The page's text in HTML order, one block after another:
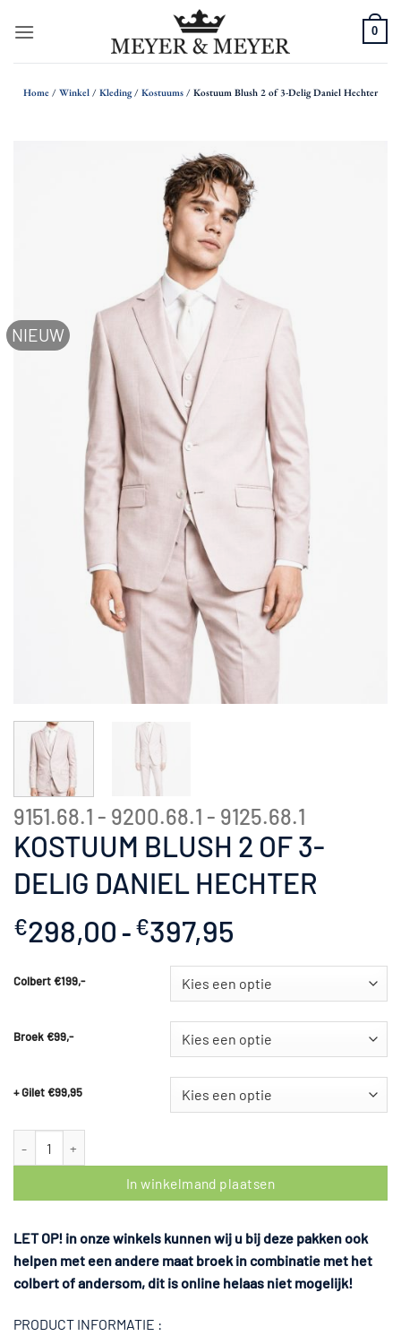
naar
0
Home / Winkel / Kleding/ Kostuums / Kostuum Blush 2 of 3-Delig Daniel Hechter
NIEUW
9151.68.1 - 9200.68.1 - 9125.68.1
KOSTUUM BLUSH 2 OF 3-
DELIG DANIEL HECHTER
€298,00 - €397,95
tot
€397,95
Colbert €199,-
Broek €99,-
+ Gilet €99,95
In winkelmand plaatsen
LET OP! in onze winkels kunnen wij u bij deze pakken ook
helpen met een andere maat broek in combinatie met het
colbert of andersom, dit is online helaas niet mogelijk!
PRODUCT INFORMATIE :